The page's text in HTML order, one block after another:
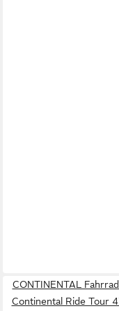
CONTINENTAL
Continental Ride Tour